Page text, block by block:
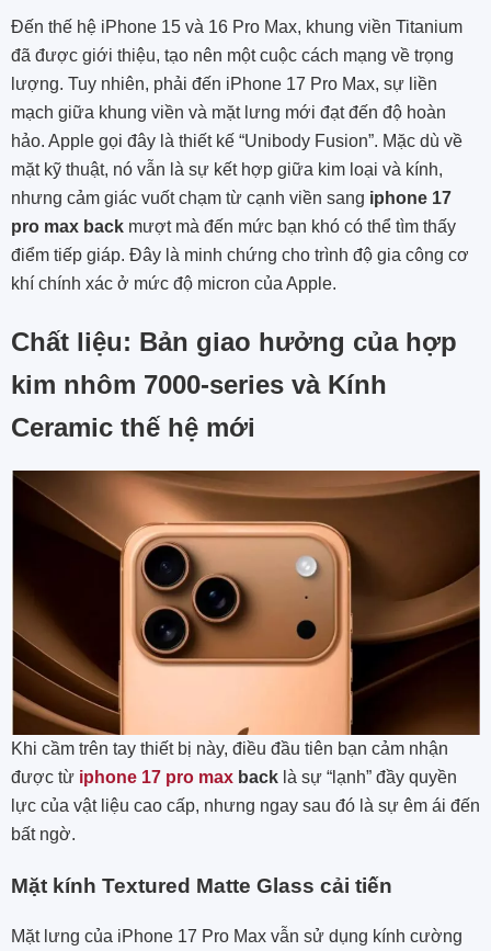
Đến thế hệ iPhone 15 và 16 Pro Max, khung viền Titanium
đã được giới thiệu, tạo nên một cuộc cách mạng về trọng
lượng. Tuy nhiên, phải đến iPhone 17 Pro Max, sự liền
mạch giữa khung viền và mặt lưng mới đạt đến độ hoàn
hảo. Apple gọi đây là thiết kế “Unibody Fusion”. Mặc dù về
mặt kỹ thuật, nó vẫn là sự kết hợp giữa kim loại và kính,
nhưng cảm giác vuốt chạm từ cạnh viền sang iphone 17
pro max back mượt mà đến mức bạn khó có thể tìm thấy
điểm tiếp giáp. Đây là minh chứng cho trình độ gia công cơ
khí chính xác ở mức độ micron của Apple.
Chất liệu: Bản giao hưởng của hợp
kim nhôm 7000-series và Kính
Ceramic thế hệ mới
Khi cầm trên tay thiết bị này, điều đầu tiên bạn cảm nhận
được từ iphone 17 pro max back là sự “lạnh” đầy quyền
lực của vật liệu cao cấp, nhưng ngay sau đó là sự êm ái đến
bất ngờ.
Mặt kính Textured Matte Glass cải tiến
Mặt lưng của iPhone 17 Pro Max vẫn sử dụng kính cường